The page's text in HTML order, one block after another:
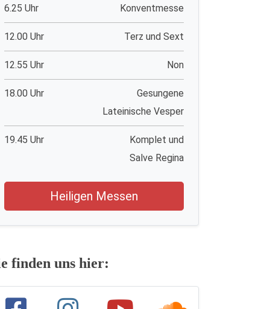
6.25 Uhr Konventmesse
12.00 Uhr Terz und Sext
12.55 Uhr Non
18.00 Uhr
Gesungene
Lateinische Vesper
19.45 Uhr
Komplet und
Salve Regina
Heiligen Messen
finden uns hier: